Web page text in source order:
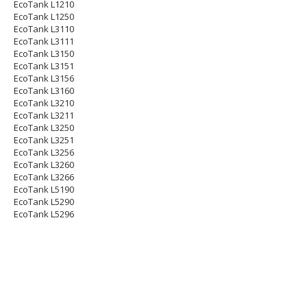
EcoTank L1210
EcoTank L1250
EcoTank L3110
EcoTank L3111
EcoTank L3150
EcoTank L3151
EcoTank L3156
EcoTank L3160
EcoTank L3210
EcoTank L3211
EcoTank L3250
EcoTank L3251
EcoTank L3256
EcoTank L3260
EcoTank L3266
EcoTank L5190
EcoTank L5290
EcoTank L5296